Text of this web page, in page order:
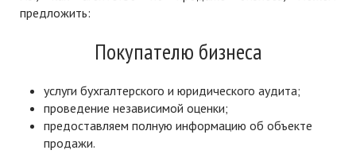
предложить:
Покупателю бизнеса
услуги бухгалтерского и юридического аудита;
проведение независимой оценки;
предоставляем полную информацию об объекте
продажи.